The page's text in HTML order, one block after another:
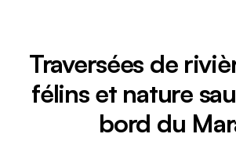
Traversées de
félins et nature
bord du